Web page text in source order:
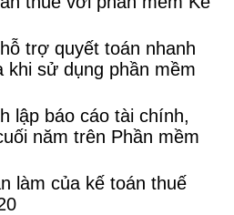
trợ quyết toán nhanh
khi sử dụng phần mềm
lập báo cáo tài chính,
năm trên Phần mềm
làm của kế toán thuế